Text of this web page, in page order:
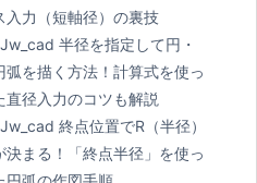
入力（短軸径）の裏技
Jw_cad 半径を指定して円・
弧を描く方法！計算式を使っ
直径入力のコツも解説
Jw_cad 終点位置でR（半径）
決まる！「終点半径」を使っ